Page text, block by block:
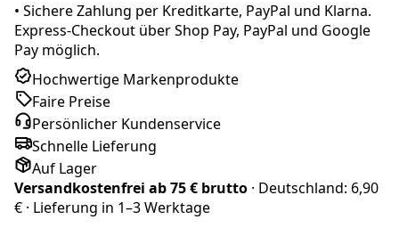
• Sichere Zahlung per Kreditkarte, PayPal und Klarna.
Express-Checkout über Shop Pay, PayPal und Google
Pay möglich.
Hochwertige Markenprodukte
Faire Preise
Persönlicher Kundenservice
Schnelle Lieferung
Auf Lager
Versandkostenfrei ab75 € brutto · Deutschland: 6,90
€ · Lieferung in 1–3 Werktage